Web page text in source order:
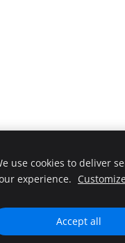
use cookies to deliver
experience.
Accept all